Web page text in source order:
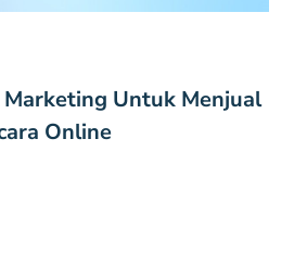
Marketing Untuk Menjual
Online